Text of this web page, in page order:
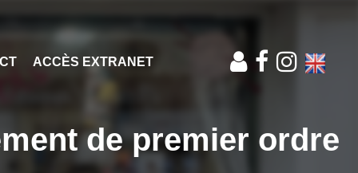
ACCÈS EXTRANET
de premier ordre